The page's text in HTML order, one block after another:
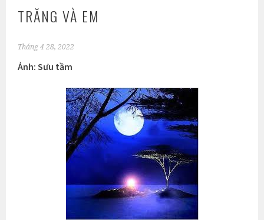
TRĂNG VÀ EM
Tháng 4 28, 2022
Ảnh: Sưu tầm